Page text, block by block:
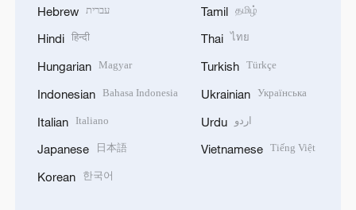
Hebrew עברית
Hindi हिन्दी
Hungarian Magyar
Indonesian Bahasa Indonesia
Italian Italiano
Japanese 日本語
Korean 한국어
Tamil தமிழ்
Thai ไทย
Turkish Türkçe
Ukrainian Українська
Urdu اردو
Vietnamese Tiếng Việt